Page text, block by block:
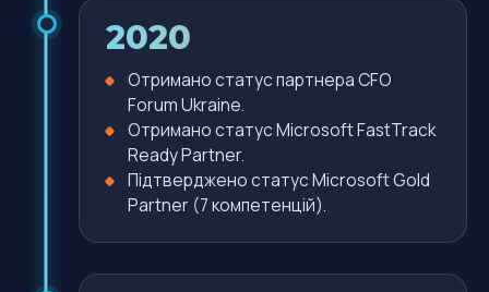
2020
Отримано статус партнера CFO
Forum Ukraine.
Отримано статус Microsoft FastTrack
Ready Partner.
Підтверджено статус Microsoft Gold
Partner (7 компетенцій).